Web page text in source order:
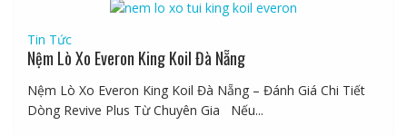
Tin Tức
Nệm Lò Xo Everon King Koil Đà Nẵng
Nệm Lò Xo Everon King Koil Đà Nẵng – Đánh Giá Chi Tiết
Dòng Revive Plus Từ Chuyên Gia Nếu...